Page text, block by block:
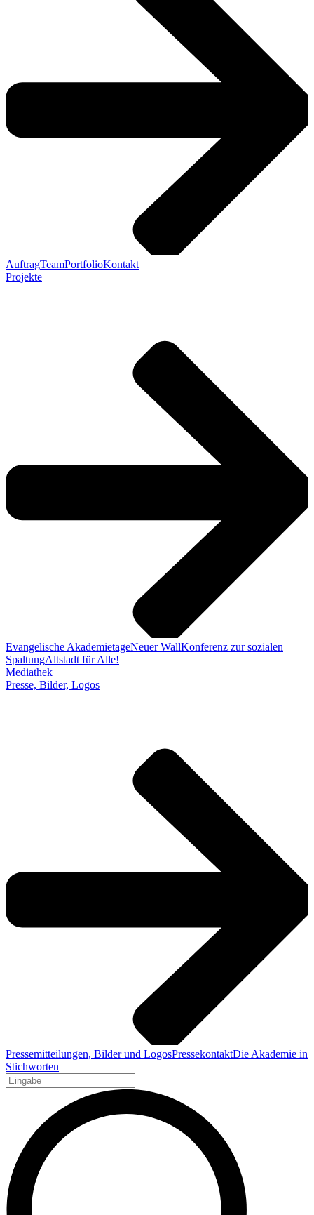
AuftragTeamPortfolioKontakt
Projekte
Evangelische AkademietageNeuer WallKonferenz zur sozialen
SpaltungAltstadt für Alle!
Mediathek
Presse, Bilder, Logos
Pressemitteilungen, Bilder und LogosPressekontaktDie Akademie in
Stichworten